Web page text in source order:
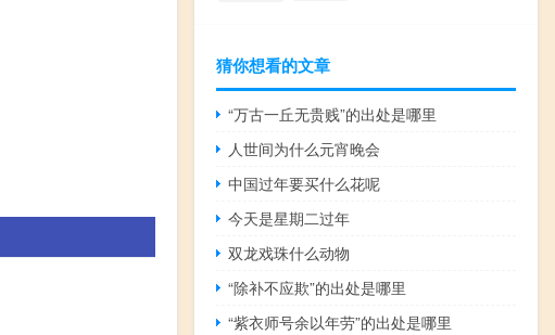
猜你想看的文章
“万古一丘无贵贱”的出处是哪里
人世间为什么元宵晚会
中国过年要买什么花呢
今天是星期二过年
双龙戏珠什么动物
“除补不应欺”的出处是哪里
“紫衣师号余以年劳”的出处是哪里